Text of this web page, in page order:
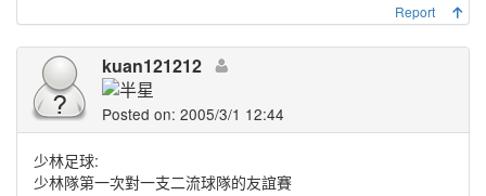
Report
kuan121212
Posted on: 2005/3/1 12:44
少林足球:
少林隊第一次對一支二流球隊的友誼賽